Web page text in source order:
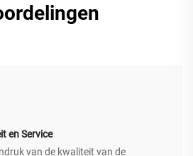
en Service
van de kwaliteit van de